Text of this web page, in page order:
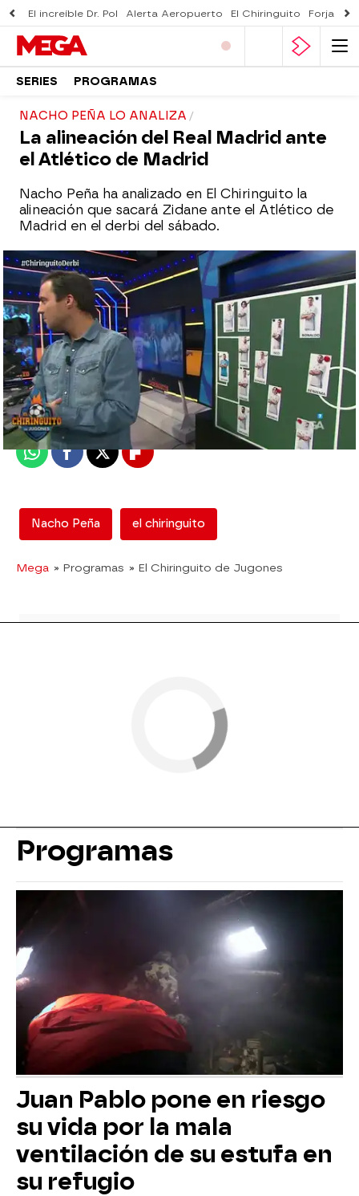
El increíble Dr. Pol Alerta Aeropuerto El Chiringuito Forjado
SERIES PROGRAMAS
NACHO PEÑA LO ANALIZA
La alineación del Real Madrid ante
el Atlético de Madrid
Nacho Peña ha analizado en El Chiringuito la
alineación que sacará Zidane ante el Atlético de
Madrid en el derbi del sábado.
mega
Madrid
Publicado: 12 de febrero de 2018, 12:56
WhatsappFacebook
X Flipboard
Nacho Peña el chiringuito
Mega » Programas » El Chiringuito de Jugones
Programas
Juan Pablo pone en riesgo
su vida por la mala
ventilación de su estufa en
su refugio